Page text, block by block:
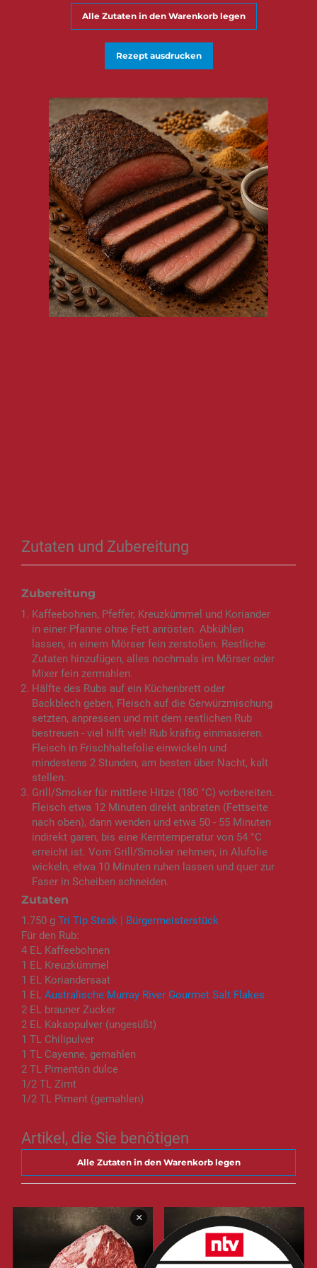
Alle Zutaten in den Warenkorb legen
Rezept ausdrucken
Zutaten und Zubereitung
Zutaten
1.750 g Tri Tip Steak | Bürgermeisterstück
Für den Rub:
4 EL Kaffeebohnen
1 EL Kreuzkümmel
1 EL Koriandersaat
1 EL Australische Murray River Gourmet Salt Flakes
2 EL brauner Zucker
2 EL Kakaopulver (ungesüßt)
1 TL Chilipulver
1 TL Cayenne, gemahlen
2 TL Pimentón dulce
1/2 TL Zimt
1/2 TL Piment (gemahlen)
Zubereitung
Kaffeebohnen, Pfeffer, Kreuzkümmel und Koriander
in einer Pfanne ohne Fett anrösten. Abkühlen
lassen, in einem Mörser fein zerstoßen. Restliche
Zutaten hinzufügen, alles nochmals im Mörser oder
Mixer fein zermahlen.
Hälfte des Rubs auf ein Küchenbrett oder
Backblech geben, Fleisch auf die Gerwürzmischung
setzten, anpressen und mit dem restlichen Rub
bestreuen - viel hilft viel! Rub kräftig einmasieren.
Fleisch in Frischhaltefolie einwickeln und
mindestens 2 Stunden, am besten über Nacht, kalt
stellen.
Grill/Smoker für mittlere Hitze (180 °C) vorbereiten.
Fleisch etwa 12 Minuten direkt anbraten (Fettseite
nach oben), dann wenden und etwa 50 - 55 Minuten
indirekt garen, bis eine Kerntemperatur von 54 °C
erreicht ist. Vom Grill/Smoker nehmen, in Alufolie
wickeln, etwa 10 Minuten ruhen lassen und quer zur
Faser in Scheiben schneiden.
Artikel, die Sie benötigen
Alle Zutaten in den Warenkorb legen
×